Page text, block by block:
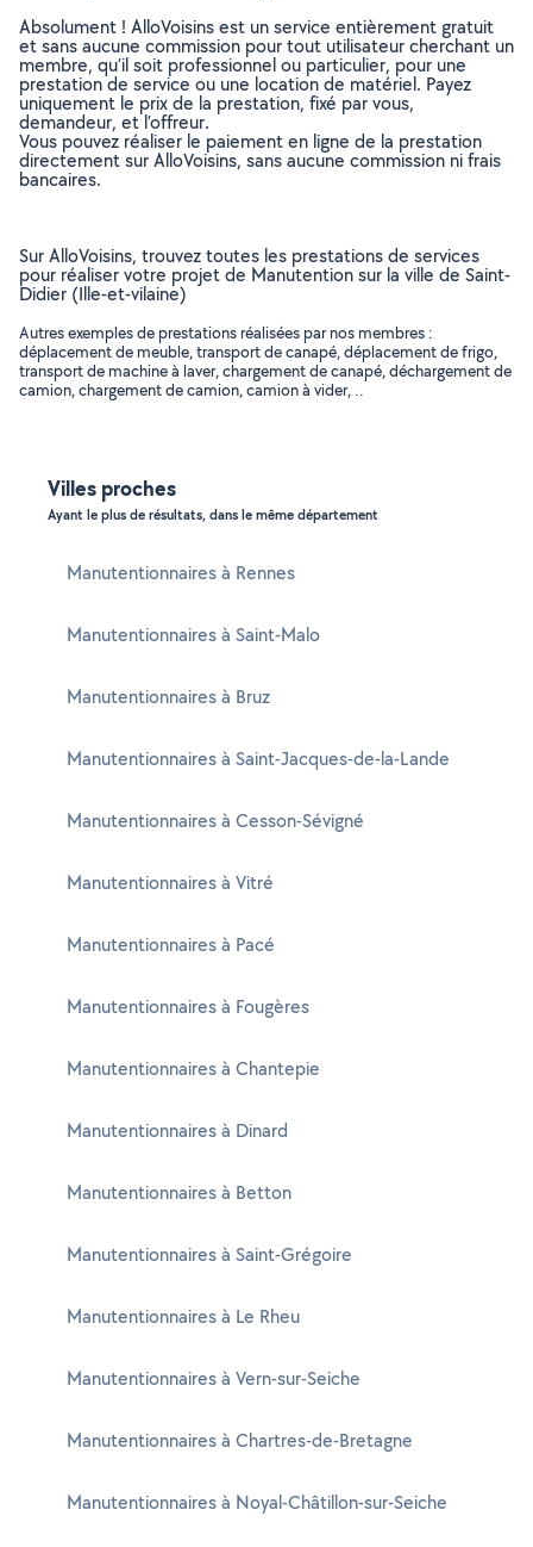
Absolument ! AlloVoisins est un service entièrement gratuit
et sans aucune commission pour tout utilisateur cherchant un
membre, qu’il soit professionnel ou particulier, pour une
prestation de service ou une location de matériel. Payez
uniquement le prix de la prestation, fixé par vous,
demandeur, et l’offreur.
Vous pouvez réaliser le paiement en ligne de la prestation
directement sur AlloVoisins, sans aucune commission ni frais
bancaires.
Sur AlloVoisins, trouvez toutes les prestations de services
pour réaliser votre projet de Manutention sur la ville de Saint-
Didier (Ille-et-vilaine)
Autres exemples de prestations réalisées par nos membres :
déplacement de meuble, transport de canapé, déplacement de frigo,
transport de machine à laver, chargement de canapé, déchargement de
camion, chargement de camion, camion à vider, ..
Villes proches
Ayant le plus de résultats, dans le même département
Manutentionnaires à Rennes
Manutentionnaires à Saint-Malo
Manutentionnaires à Bruz
Manutentionnaires à Saint-Jacques-de-la-Lande
Manutentionnaires à Cesson-Sévigné
Manutentionnaires à Vitré
Manutentionnaires à Pacé
Manutentionnaires à Fougères
Manutentionnaires à Chantepie
Manutentionnaires à Dinard
Manutentionnaires à Betton
Manutentionnaires à Saint-Grégoire
Manutentionnaires à Le Rheu
Manutentionnaires à Vern-sur-Seiche
Manutentionnaires à Chartres-de-Bretagne
Manutentionnaires à Noyal-Châtillon-sur-Seiche